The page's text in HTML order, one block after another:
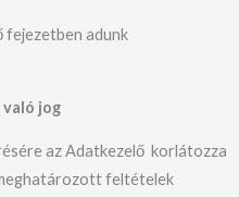
fejezetben adunk
jog
az Adatkezelő korlátozza
feltételek